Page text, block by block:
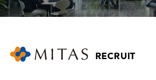
RECRUIT